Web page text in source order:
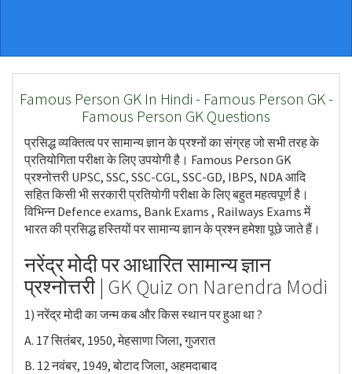
Famous Person GK In Hindi - Famous Person GK -
Famous Person GK Questions
प्रसिद्ध व्यक्तित्व पर सामान्य ज्ञान के प्रश्नों का संग्रह जो सभी तरह के
प्रतियोगिता परीक्षा के लिए उपयोगी है। Famous Person GK
प्रश्नोत्तरी UPSC, SSC, SSC-CGL, SSC-GD, IBPS, NDA आदि
सहित किसी भी सरकारी प्रतियोगी परीक्षा के लिए बहुत महत्वपूर्ण है।
विभिन्न Defence exams, Bank Exams , Railways Exams में
भारत की प्रसिद्ध हस्तियों पर सामान्य ज्ञान के प्रश्न हमेशा पूछे जाते हैं।
नरेंद्र मोदी पर आधारित सामान्य ज्ञान
प्रश्नोत्तरी | GK Quiz on Narendra Modi
1) नरेंद्र मोदी का जन्म कब और किस स्थान पर हुआ था ?
A. 17 सितंबर, 1950, मेहसाणा जिला, गुजरात
B. 12 नवंबर, 1949, बोटाद जिला, अहमदाबाद